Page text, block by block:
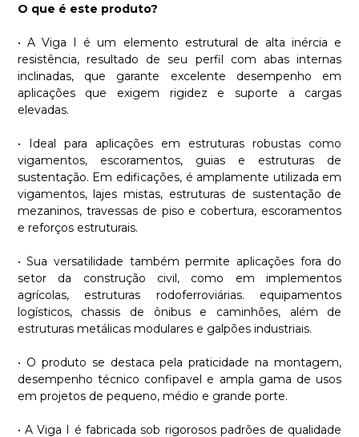
O que é este produto?
• A Viga I é um elemento estrutural de alta inércia e
resistência, resultado de seu perfil com abas internas
inclinadas, que garante excelente desempenho em
aplicações que exigem rigidez e suporte a cargas
elevadas.
• Ideal para aplicações em estruturas robustas como
vigamentos, escoramentos, guias e estruturas de
sustentação. Em edificações, é amplamente utilizada em
vigamentos, lajes mistas, estruturas de sustentação de
mezaninos, travessas de piso e cobertura, escoramentos
e reforços estruturais.
• Sua versatilidade também permite aplicações fora do
setor da construção civil, como em implementos
agrícolas, estruturas rodoferroviárias. equipamentos
logísticos, chassis de ônibus e caminhões, além de
estruturas metálicas modulares e galpões industriais.
• O produto se destaca pela praticidade na montagem,
desempenho técnico confipavel e ampla gama de usos
em projetos de pequeno, médio e grande porte.
• A Viga I é fabricada sob rigorosos padrões de qualidade